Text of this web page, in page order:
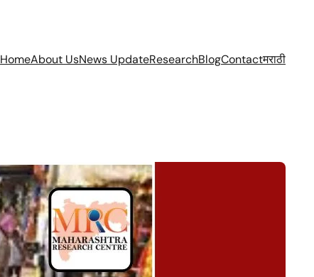
HomeAbout UsNews UpdateResearchBlogContactमराठी